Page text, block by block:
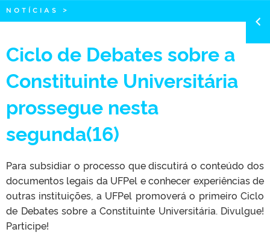
NOTÍCIAS >
Ciclo de Debates sobre a
Constituinte Universitária
prossegue nesta
segunda(16)
Para subsidiar o processo que discutirá o conteúdo dos
documentos legais da UFPel e conhecer experiências de
outras instituições, a UFPel promoverá o primeiro Ciclo
de Debates sobre a Constituinte Universitária. Divulgue!
Participe!